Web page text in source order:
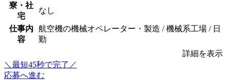
寮・社
宅
なし
仕事内
容
航空機の機械オペレーター・製造 / 機械系工場 / 日
勤
詳細を表示
＼最短45秒で完了／
応募へ進む